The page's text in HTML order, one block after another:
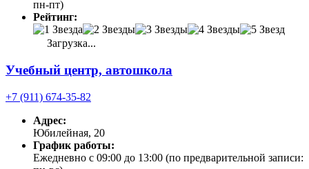
пн-пт)
Рейтинг:
Загрузка...
Учебный центр, автошкола
+7 (911) 674-35-82
Адрес:
Юбилейная, 20
График работы:
Ежедневно с 09:00 до 13:00 (по предварительной записи: